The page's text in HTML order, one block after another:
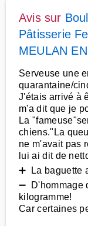
Avis sur
Pâtisserie
MEULAN
Serveuse une
quarantaine/
J'étais arrivé à
m'a dit que je
La
chiens."La
ne m'avait pas
lui ai dit de
➕ La baguette
➖ D'hommage
kilogramme!
Car certaines